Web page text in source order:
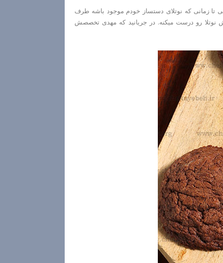
تا زمانی که نوتلای دستساز خودم موجود باشه طرف
نوتلا رو درست میکنه. در جریانید که مهدی تخصصش